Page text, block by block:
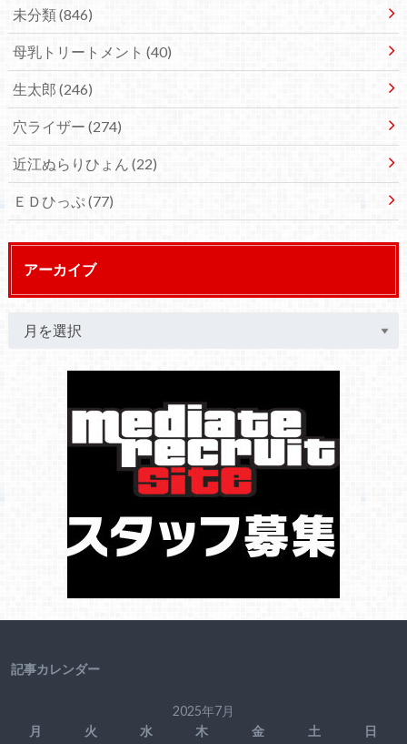
未分類(846)
母乳トリートメント (40)
生太郎 (246)
穴ライザー (274)
近江ぬらりひょん (22)
ＥＤひっぷ(77)
アーカイブ
記事カレンダー
2025年7月
月
火 水 木 金 土 日